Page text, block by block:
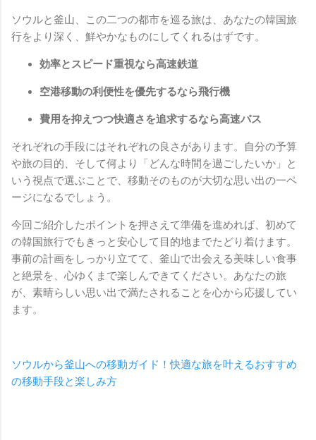
ソウルと釜山、この二つの都市を巡る旅は、あなたの韓国旅
行をより深く、鮮やかなものにしてくれるはずです。
効率とスピード重視なら高速鉄道
空港移動の利便性を優先するなら飛行機
費用を抑えつつ快適さを追求するなら高速バス
それぞれの手段にはそれぞれの良さがあります。自分の予算
や旅の目的、そして何より「どんな時間を過ごしたいか」と
いう視点で選ぶことで、移動そのものが大切な思い出の一ペ
ージになるでしょう。
今回ご紹介したポイントを押さえて準備を進めれば、初めて
の韓国旅行でもきっと安心して目的地までたどり着けます。
事前の計画をしっかり立てて、釜山で出会える美味しい食事
と絶景を、心ゆくまで楽しんできてください。あなたの旅
が、素晴らしい思い出で満たされることを心から応援してい
ます。
ソウルから釜山への移動ガイド！快適な旅を叶えるおすすめ
の移動手段と楽しみ方